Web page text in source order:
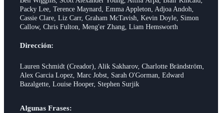
Packy Lee, Terence Maynard, Emma Appleton, Adjoa Andoh,
Cassie Clare, Liz Carr, Graham McTavish, Kevin Doyle, Simon
Callow, Chris Fulton, Meng'er Zhang, Liam Hemsworth
Dirección:
Lauren Schmidt (Creador), Alik Sakharov, Charlotte Brändström,
Alex Garcia Lopez, Marc Jobst, Sarah O'Gorman, Edward
Bazalgette, Louise Hooper, Stephen Surjik
Algunas Frases: